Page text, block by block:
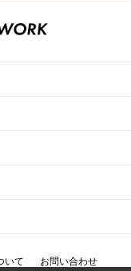
いて お問い合わせ